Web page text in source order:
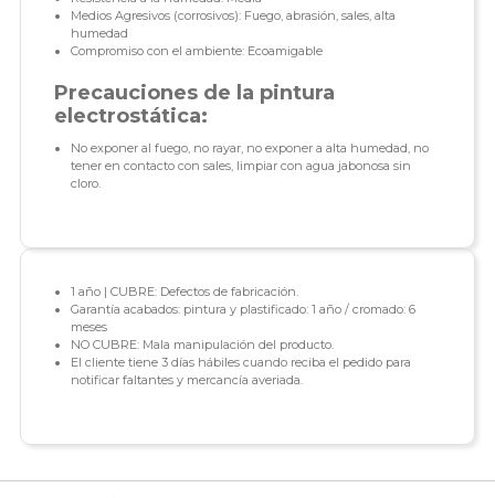
Medios Agresivos (corrosivos): Fuego, abrasión, sales, alta
humedad
Compromiso con el ambiente: Ecoamigable
Precauciones de la pintura
electrostática:
No exponer al fuego, no rayar, no exponer a alta humedad, no
tener en contacto con sales, limpiar con agua jabonosa sin
cloro.
1 año | CUBRE: Defectos de fabricación.
Garantía acabados: pintura y plastificado: 1 año / cromado: 6
meses
NO CUBRE: Mala manipulación del producto.
El cliente tiene 3 días hábiles cuando reciba el pedido para
notificar faltantes y mercancía averiada.